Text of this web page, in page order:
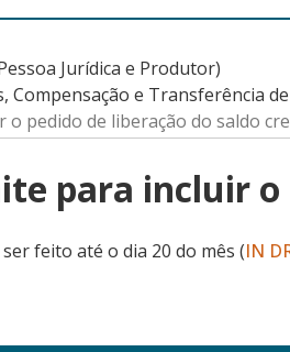
serviço
Jurídica e Produtor)
Compensação e Transferência
pedido de liberação do saldo
para incluir o
feito até o dia 20 do mês (IN